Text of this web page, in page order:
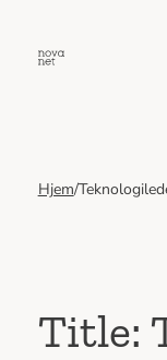
Aktuelt
Menneskene
Om oss
Hjem/
Title: